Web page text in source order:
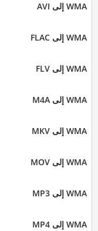
WMA إلى AVI
WMA إلى FLAC
WMA إلى FLV
WMA إلى M4A
WMA إلى MKV
WMA إلى MOV
WMA إلى MP3
WMA إلى MP4